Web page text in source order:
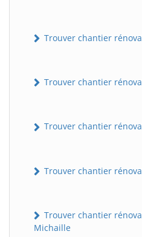
Trouver chantier
Trouver chantier
Trouver chantier
Trouver chantier
Trouver chantier
Michaille